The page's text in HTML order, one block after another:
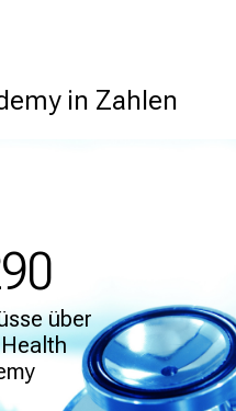
in Zahlen
über